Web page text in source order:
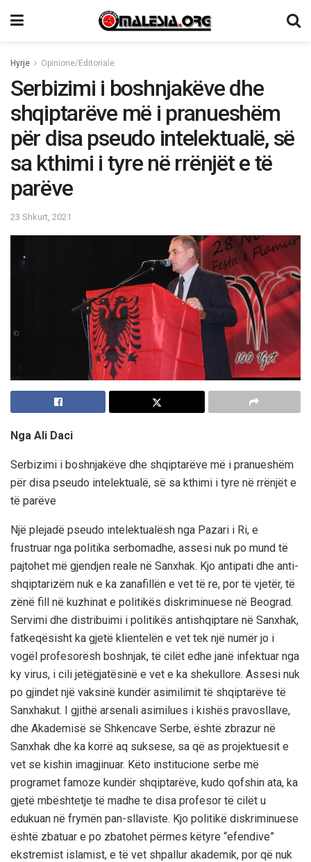
Hyrje Opinione/Editoriale
Serbizimi i boshnjakëve dhe
shqiptarëve më i pranueshëm
për disa pseudo intelektualë, së
sa kthimi i tyre në rrënjët e të
parëve
23 Shkurt, 2021
Nga Ali Daci
Serbizimi i boshnjakëve dhe shqiptarëve më i pranueshëm
për disa pseudo intelektualë, së sa kthimi i tyre në rrënjët e
të parëve
Një plejadë pseudo intelektualësh nga Pazari i Ri, e
frustruar nga politika serbomadhe, assesi nuk po mund të
pajtohet më gjendjen reale në Sanxhak. Kjo antipati dhe anti-
shqiptarizëm nuk e ka zanafillën e vet të re, por të vjetër, të
zënë fill në kuzhinat e politikës diskriminuese në Beograd.
Servimi dhe distribuimi i politikës antishqiptare në Sanxhak,
fatkeqësisht ka gjetë klientelën e vet tek një numër jo i
vogël profesorësh boshnjak, të cilët edhe janë infektuar nga
ky virus, i cili jetëgjatësinë e vet e ka shekullore. Assesi nuk
po gjindet një vaksinë kundër asimilimit të shqiptarëve të
Sanxhakut. I gjithë arsenali asimilues i kishës pravosllave,
dhe Akademisë së Shkencave Serbe, është zbrazur në
Sanxhak dhe ka korrë aq suksese, sa që as projektuesit e
vet se kishin imagjinuar. Këto institucione serbe më
programet famoze kundër shqiptarëve, kudo qofshin ata, ka
gjetë mbështetje të madhe te disa profesor të cilët u
edukuan në frymën pan-sllaviste. Kjo politikë diskriminuese
është zbatuar e po zbatohet përmes këtyre “efendive”
ekstremist islamist, e të vet shpallur akademik, por që nuk